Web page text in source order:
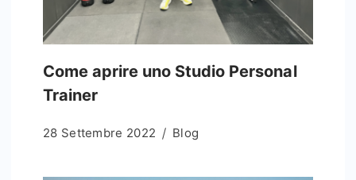
Come aprire uno Studio Personal
Trainer
28 Settembre 2022 Blog